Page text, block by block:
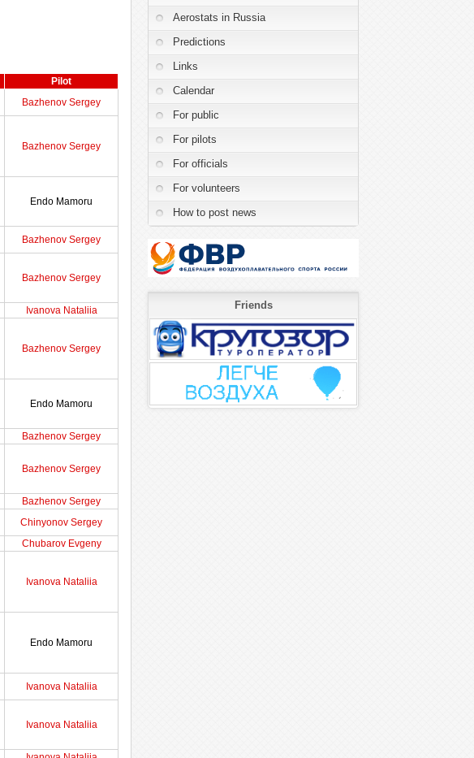
Pilot
Bazhenov Sergey
Bazhenov Sergey
Endo Mamoru
Bazhenov Sergey
Bazhenov Sergey
Ivanova Nataliia
Bazhenov Sergey
Endo Mamoru
Bazhenov Sergey
Bazhenov Sergey
Bazhenov Sergey
Chinyonov Sergey
Chubarov Evgeny
Ivanova Nataliia
Endo Mamoru
Ivanova Nataliia
Ivanova Nataliia
Aerostats in Russia
Predictions
Links
Calendar
For public
For pilots
For officials
For volunteers
How to post news
Friends